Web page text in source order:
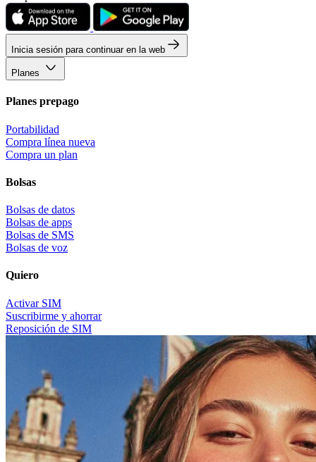
Inicia sesión para continuar en la web
Planes
Planes prepago
Portabilidad
Compra línea nueva
Compra un plan
Bolsas
Bolsas de datos
Bolsas de apps
Bolsas de SMS
Bolsas de voz
Quiero
Activar SIM
Suscribirme y ahorrar
Reposición de SIM